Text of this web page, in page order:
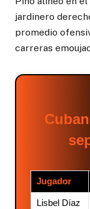
jardinero
promedio
carreras
Jugador
Lisbel Díaz